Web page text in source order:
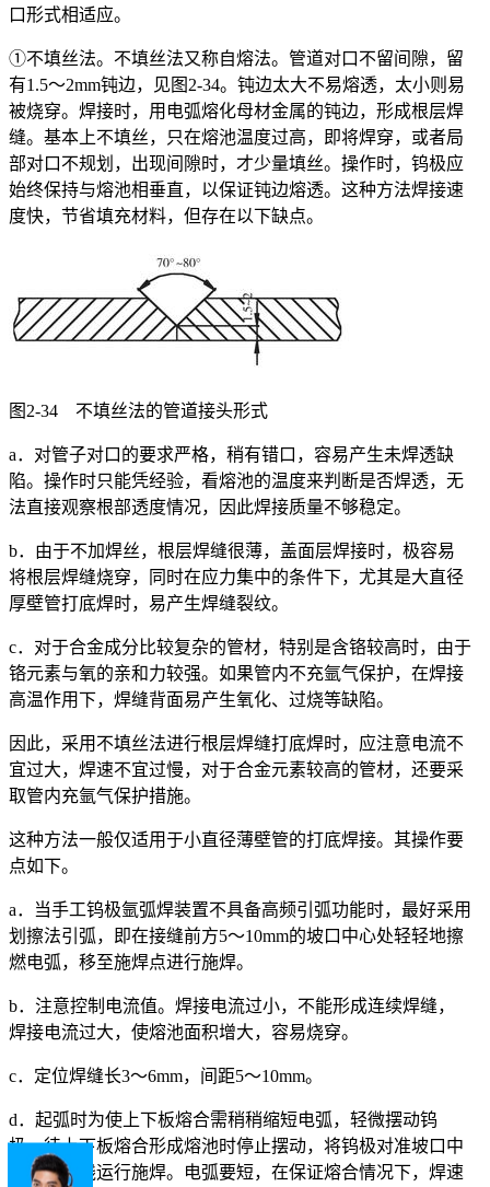
口形式相适应。
①不填丝法。不填丝法又称自熔法。管道对口不留间隙，留
有1.5～2mm钝边，见图2-34。钝边太大不易熔透，太小则易
被烧穿。焊接时，用电弧熔化母材金属的钝边，形成根层焊
缝。基本上不填丝，只在熔池温度过高，即将焊穿，或者局
部对口不规划，出现间隙时，才少量填丝。操作时，钨极应
始终保持与熔池相垂直，以保证钝边熔透。这种方法焊接速
度快，节省填充材料，但存在以下缺点。
图2-34 不填丝法的管道接头形式
a．对管子对口的要求严格，稍有错口，容易产生未焊透缺
陷。操作时只能凭经验，看熔池的温度来判断是否焊透，无
法直接观察根部透度情况，因此焊接质量不够稳定。
b．由于不加焊丝，根层焊缝很薄，盖面层焊接时，极容易
将根层焊缝烧穿，同时在应力集中的条件下，尤其是大直径
厚壁管打底焊时，易产生焊缝裂纹。
c．对于合金成分比较复杂的管材，特别是含铬较高时，由于
铬元素与氧的亲和力较强。如果管内不充氩气保护，在焊接
高温作用下，焊缝背面易产生氧化、过烧等缺陷。
因此，采用不填丝法进行根层焊缝打底焊时，应注意电流不
宜过大，焊速不宜过慢，对于合金元素较高的管材，还要采
取管内充氩气保护措施。
这种方法一般仅适用于小直径薄壁管的打底焊接。其操作要
点如下。
a．当手工钨极氩弧焊装置不具备高频引弧功能时，最好采用
划擦法引弧，即在接缝前方5～10mm的坡口中心处轻轻地擦
燃电弧，移至施焊点进行施焊。
b．注意控制电流值。焊接电流过小，不能形成连续焊缝，
焊接电流过大，使熔池面积增大，容易烧穿。
c．定位焊缝长3～6mm，间距5～10mm。
d．起弧时为使上下板熔合需稍稍缩短电弧，轻微摆动钨
极，待上下板熔合形成熔池时停止摆动，将钨极对准坡口中
心连续直线运行施焊。电弧要短，在保证熔合情况下，焊速